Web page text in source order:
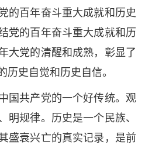
的百年奋斗重大成就和历史
党的百年奋斗重大成就和历
大党的清醒和成熟，彰显了
史自觉和历史自信。
共产党的一个好传统。观
明规律。历史是一个民族、
盛衰兴亡的真实记录，是前